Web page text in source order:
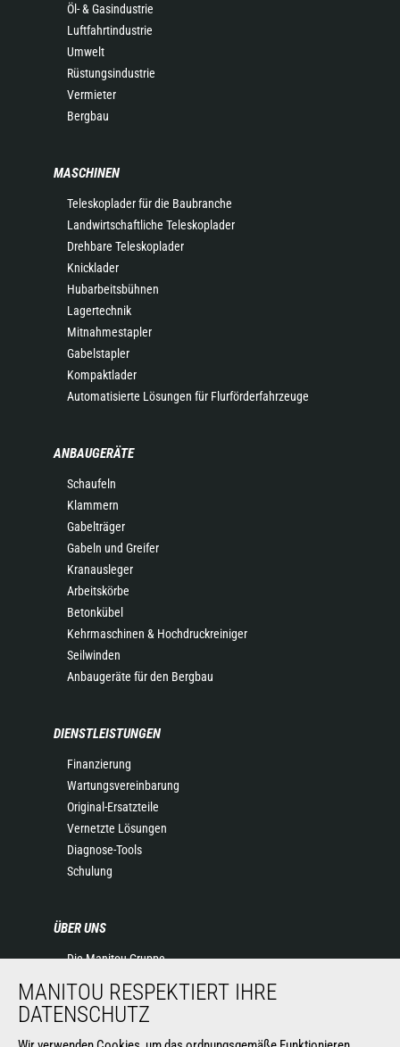
Öl- & Gasindustrie
Luftfahrtindustrie
Umwelt
Rüstungsindustrie
Vermieter
Bergbau
MASCHINEN
Teleskoplader für die Baubranche
Landwirtschaftliche Teleskoplader
Drehbare Teleskoplader
Knicklader
Hubarbeitsbühnen
Lagertechnik
Mitnahmestapler
Gabelstapler
Kompaktlader
Automatisierte Lösungen für Flurförderfahrzeuge
ANBAUGERÄTE
Schaufeln
Klammern
Gabelträger
Gabeln und Greifer
Kranausleger
Arbeitskörbe
Betonkübel
Kehrmaschinen & Hochdruckreiniger
Seilwinden
Anbaugeräte für den Bergbau
DIENSTLEISTUNGEN
Finanzierung
Wartungsvereinbarung
Original-Ersatzteile
Vernetzte Lösungen
Diagnose-Tools
Schulung
ÜBER UNS
Die Manitou-Gruppe
Impressum
Datenschutz
Veranstaltungen
MANITOU RESPEKTIERT IHRE
DATENSCHUTZ